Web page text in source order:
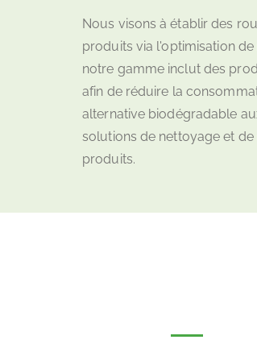
Nous visons à établir des
produits via l'optimisation
notre gamme inclut des
afin de réduire la
alternative biodégradable
solutions de nettoyage et
produits.